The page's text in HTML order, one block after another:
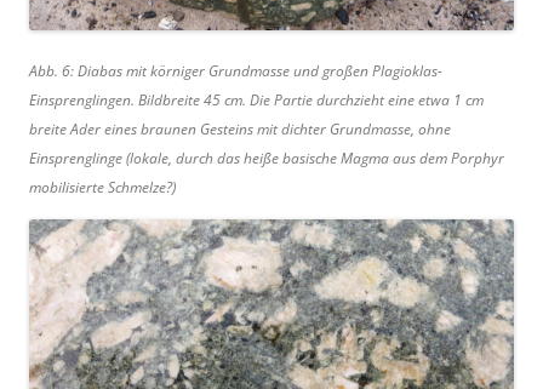
Abb. 6: Diabas mit körniger Grundmasse und großen Plagioklas-
Einsprenglingen. Bildbreite 45 cm. Die Partie durchzieht eine etwa 1 cm
breite Ader eines braunen Gesteins mit dichter Grundmasse, ohne
Einsprenglinge (lokale, durch das heiße basische Magma aus dem Porphyr
mobilisierte Schmelze?)